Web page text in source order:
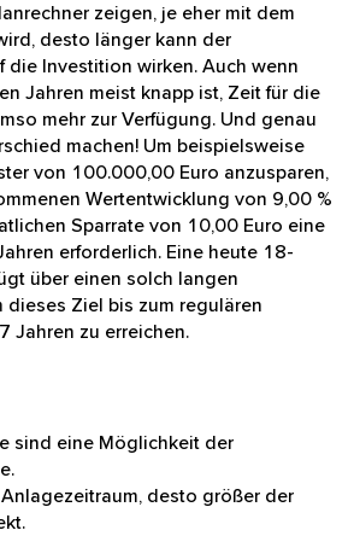
zeigen, je eher mit dem
desto länger kann der
die Investition wirken. Auch wenn
Jahren meist knapp ist, Zeit für die
mehr zur Verfügung. Und genau
machen! Um beispielsweise
von 100.000,00 Euro anzusparen,
Wertentwicklung von 9,00 %
Sparrate von 10,00 Euro eine
erforderlich. Eine heute 18-
über einen solch langen
Ziel bis zum regulären
Jahren zu erreichen.
sind eine Möglichkeit der
desto größer der